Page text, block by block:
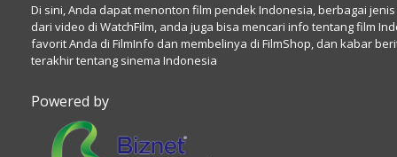
Di sini, Anda dapat menonton film pendek Indonesia, berbagai
dari video di WatchFilm, anda juga bisa mencari info tentang film
favorit Anda di FilmInfo dan membelinya di FilmShop, dan kabar
terakhir tentang sinema Indonesia
Powered by